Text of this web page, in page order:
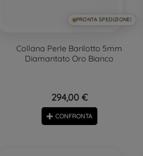
PRONTA SPEDIZIONE!
Collana Perle Barilotto 5mm
Diamantato Oro Bianco
294,00 €
CONFRONTA